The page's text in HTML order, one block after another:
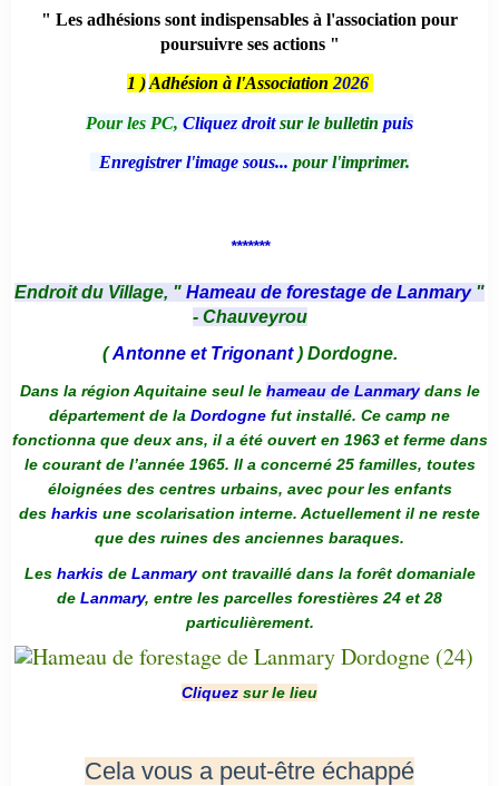
" Les adhésions sont indispensables à l'association pour
poursuivre ses actions "
1 ) Adhésion à l'Association 2026
Pour les PC, Cliquez droitsur le bulletin puis
Enregistrer l'image sous... pour l'imprimer.
*******
Endroit du Village, " Hameau de forestage de Lanmary "
- Chauveyrou
(Antonne et Trigonant) Dordogne.
Dans la région Aquitaine seul le hameau de Lanmarydans le
département de la Dordogne fut installé. Ce camp ne
fonctionna que deux ans, il a été ouvert en 1963 et ferme dans
le courant de l’année 1965. Il a concerné 25 familles, toutes
éloignées des centres urbains, avec pour les enfants
des harkis une scolarisation interne. Actuellement il ne reste
que des ruines des anciennes baraques.
Les harkis de Lanmaryont travaillé dans la forêt domaniale
de Lanmary, entre les parcelles forestières 24 et 28
particulièrement.
Cliquez sur le lieu
Cela vous a peut-être échappé